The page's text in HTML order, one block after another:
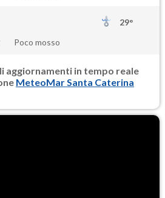
29°
Poco mosso
aggiornamenti in tempo reale
MeteoMar Santa Caterina